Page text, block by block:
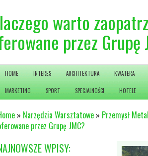
warto
przez Grupę
HOME INTERES ARCHITEKTURA KWATERA
MARKETING SPORT SPECJALNOŚCI HOTELE
» Narzędzia Warsztatowe » Przemysł
przez Grupę JMC?
WPISY: